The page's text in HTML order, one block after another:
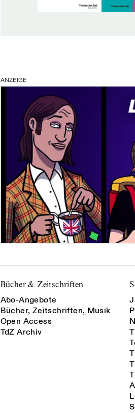
ANZEIGE
Bücher & Zeitschriften
Abo-Angebote
Bücher, Zeitschriften, Musik
Open Access
TdZ Archiv